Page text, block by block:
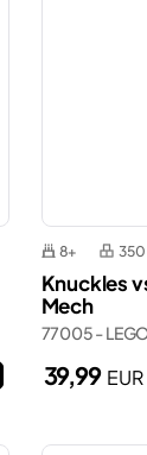
8+ 350
Knuckles
Mech
77005 -
39,99 EUR